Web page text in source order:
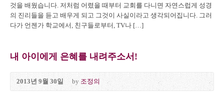
것을 배웠습니다. 저처럼 어렸을 때부터 교회를 다니면 자연스럽게 성경
의 진리들을 듣고 배우게 되고 그것이 사실이라고 생각되어집니다. 그러
다가 언젠가 학교에서, 친구들로부터, TV나 […]
내 아이에게 은혜를 내려주소서!
2013년 9월 30일 by 조정의